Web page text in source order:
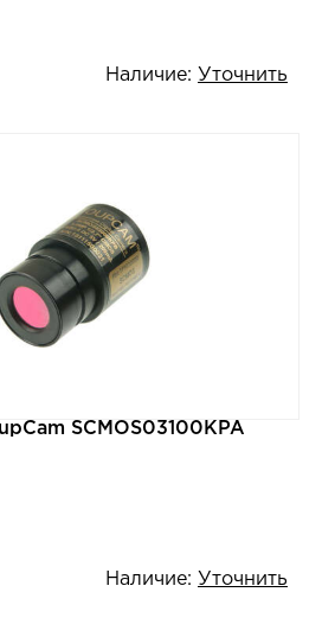
Наличие: Уточнить
SCMOS03100KPA
Наличие: Уточнить